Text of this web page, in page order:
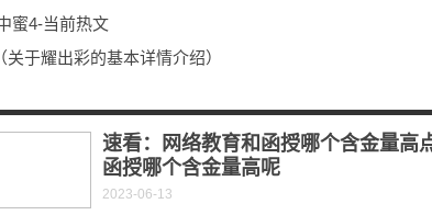
蜜4-当前热文
于耀出彩的基本详情介绍）
速看：网络教育和函授哪个含金量高
函授哪个含金量高呢
2023-06-13